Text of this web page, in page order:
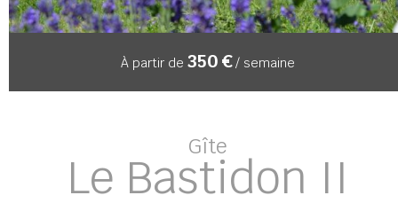
À partir de 350 €/ semaine
Gîte
Le Bastidon II